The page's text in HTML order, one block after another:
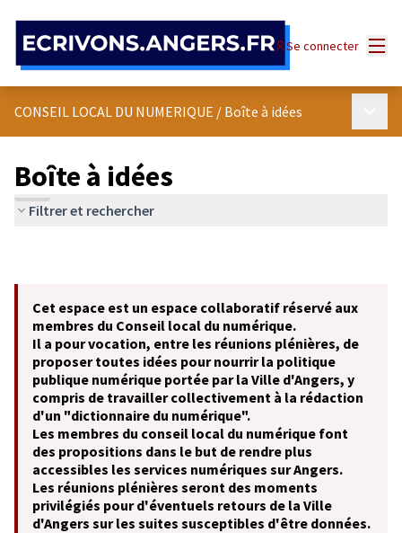
Se connecter
CONSEIL LOCAL DU NUMERIQUE / Boîte à idées
Boîte à idées
Filtrer et rechercher
Cet espace est un espace collaboratif réservé aux
membres du Conseil local du numérique.
Il a pour vocation, entre les réunions plénières, de
proposer toutes idées pour nourrir la politique
publique numérique portée par la Ville d'Angers, y
compris de travailler collectivement à la rédaction
d'un "dictionnaire du numérique".
Les membres du conseil local du numérique font
des propositions dans le but de rendre plus
accessibles les services numériques sur Angers.
Les réunions plénières seront des moments
privilégiés pour d'éventuels retours de la Ville
d'Angers sur les suites susceptibles d'être données.